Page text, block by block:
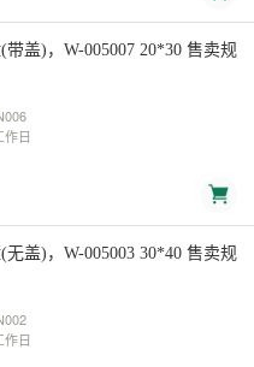
盖)，W-005007 20*30 售卖规
日
盖)，W-005003 30*40 售卖规
日